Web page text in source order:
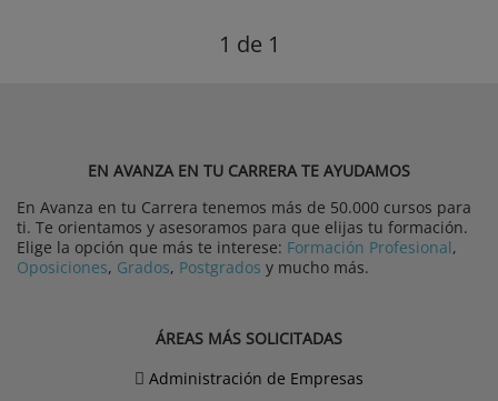
1 de 1
EN AVANZA EN TU CARRERA TE AYUDAMOS
En Avanza en tu Carrera tenemos más de 50.000 cursos para
ti. Te orientamos y asesoramos para que elijas tu formación.
Elige la opción que más te interese: Formación Profesional,
Oposiciones, Grados, Postgrados y mucho más.
ÁREAS MÁS SOLICITADAS
Administración de Empresas